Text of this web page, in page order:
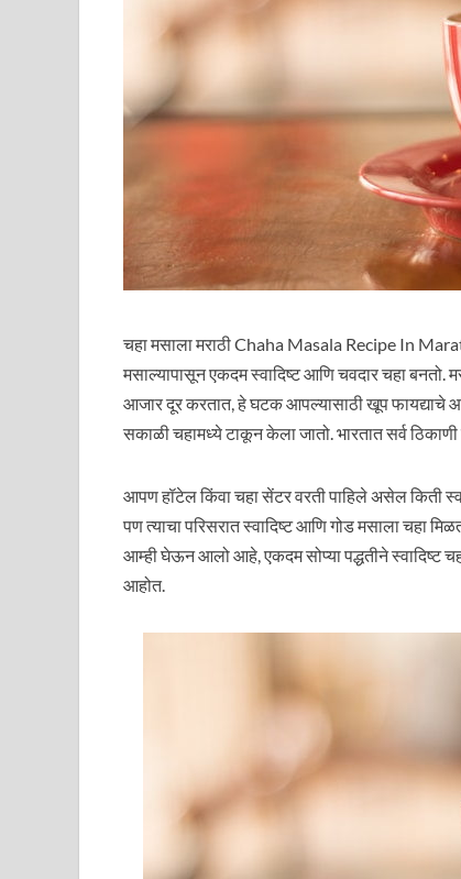
चहा मसाला मराठी Chaha Masala Recipe In
मसाल्यापासून एकदम स्वादिष्ट आणि चवदार चहा
आजार दूर करतात, हे घटक आपल्यासाठी खूप फायद्याचे
सकाळी चहामध्ये टाकून केला जातो. भारतात सर्व
आपण हॉटेल किंवा चहा सेंटर वरती पाहिले असेल किती
पण त्याचा परिसरात स्वादिष्ट आणि गोड मसाला चहा
आम्ही घेऊन आलो आहे, एकदम सोप्या पद्धतीने स्वादिष्ट
आहोत.